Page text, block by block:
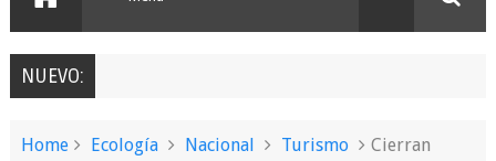
NUEVO:
Home Ecología Nacional Turismo
Cierran